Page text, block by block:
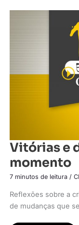
Vitórias e
momento
7 minutos de leitura /
Reflexões sobre a
de mudanças que
Vitórias